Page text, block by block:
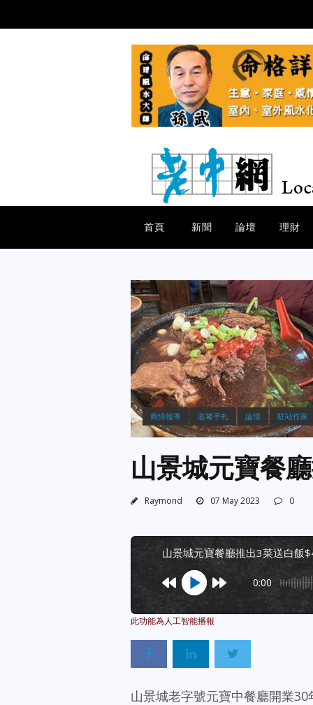
首頁 新聞 論壇 理財
商情報導 老饕手札 論壇 駐站作家
山景城元寶餐
Raymond 07 May 2023 0
山景城元寶餐廳推出3菜送白飯
0:00
山景城老字號元寶中餐廳開業